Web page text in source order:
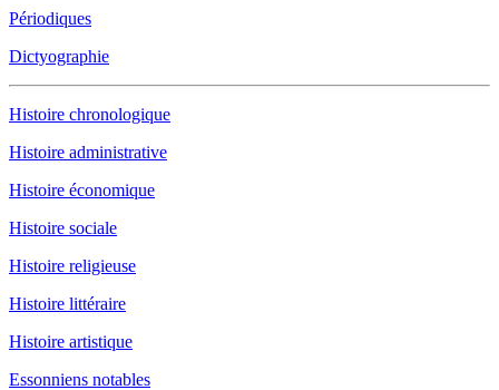
Périodiques
Dictyographie
Histoire chronologique
Histoire administrative
Histoire économique
Histoire sociale
Histoire religieuse
Histoire littéraire
Histoire artistique
Essonniens notables